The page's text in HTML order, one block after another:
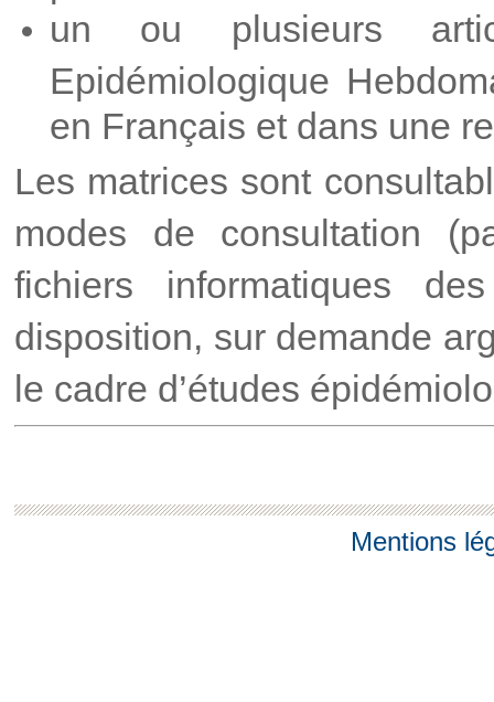
un ou plusieurs
Epidémiologique
en Français et dans une
Les matrices sont
modes de consultation
fichiers informatiques
disposition, sur demande
le cadre d’études
Mentions